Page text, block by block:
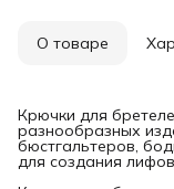
О товаре
Крючки для
разнообразных
бюстгальтеров,
для создания